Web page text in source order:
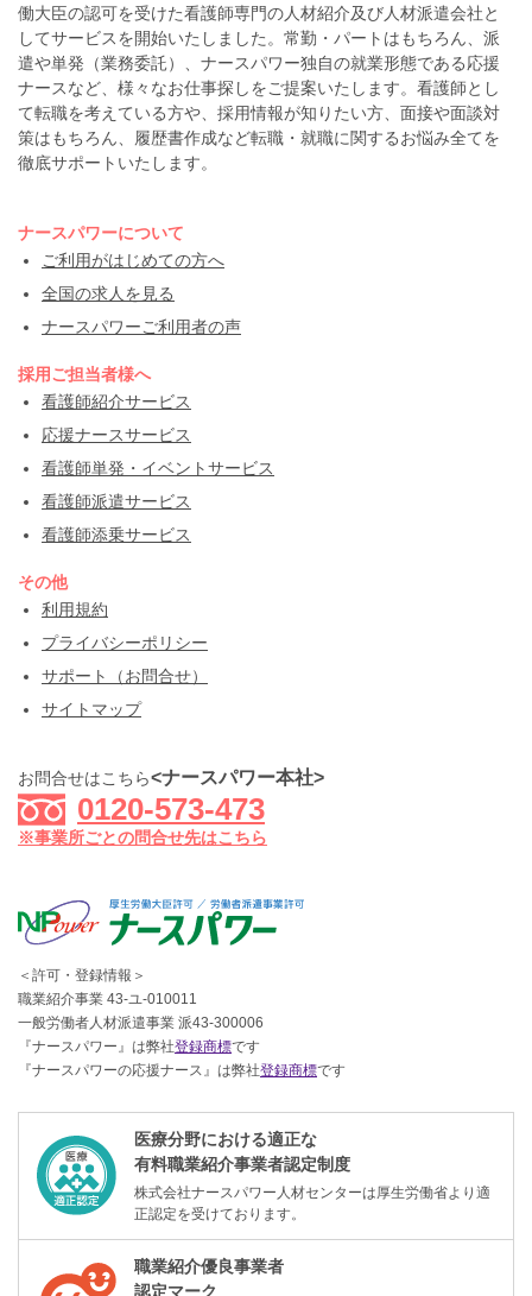
働大臣の認可を受けた看護師専門の人材紹介及び人材派遣会社と
してサービスを開始いたしました。常勤・パートはもちろん、派
遣や単発（業務委託）、ナースパワー独自の就業形態である応援
ナースなど、様々なお仕事探しをご提案いたします。看護師とし
て転職を考えている方や、採用情報が知りたい方、面接や面談対
策はもちろん、履歴書作成など転職・就職に関するお悩み全てを
徹底サポートいたします。
ナースパワーについて
ご利用がはじめての方へ
全国の求人を見る
ナースパワーご利用者の声
採用ご担当者様へ
看護師紹介サービス
応援ナースサービス
看護師単発・イベントサービス
看護師派遣サービス
看護師添乗サービス
その他
利用規約
プライバシーポリシー
サポート（お問合せ）
サイトマップ
お問合せはこちら<ナースパワー本社>
0120-573-473
※事業所ごとの問合せ先はこちら
＜許可・登録情報＞
職業紹介事業 43-ユ-010011
一般労働者人材派遣事業 派43-300006
『ナースパワー』は弊社登録商標です
『ナースパワーの応援ナース』は弊社登録商標です
医療分野における適正な
有料職業紹介事業者認定制度
株式会社ナースパワー人材センターは厚生労働省より適
正認定を受けております。
職業紹介優良事業者
認定マーク